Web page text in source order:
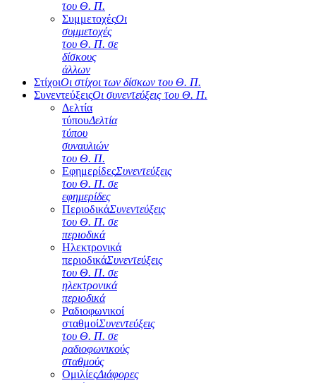
του Θ. Π.
ΣυμμετοχέςΟι
συμμετοχές
του Θ. Π. σε
δίσκους
άλλων
ΣτίχοιΟι στίχοι των δίσκων του Θ. Π.
ΣυνεντεύξειςΟι συνεντεύξεις του Θ. Π.
Δελτία
τύπουΔελτία
τύπου
συναυλιών
του Θ. Π.
ΕφημερίδεςΣυνεντεύξεις
του Θ. Π. σε
εφημερίδες
ΠεριοδικάΣυνεντεύξεις
του Θ. Π. σε
περιοδικά
Ηλεκτρονικά
περιοδικάΣυνεντεύξεις
του Θ. Π. σε
ηλεκτρονικά
περιοδικά
Ραδιοφωνικοί
σταθμοίΣυνεντεύξεις
του Θ. Π. σε
ραδιοφωνικούς
σταθμούς
ΟμιλίεςΔιάφορες